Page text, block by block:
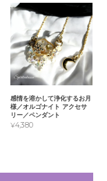
感情を溶かして浄化するお月
様／オルゴナイト アクセサ
リー／ペンダント
¥4,380